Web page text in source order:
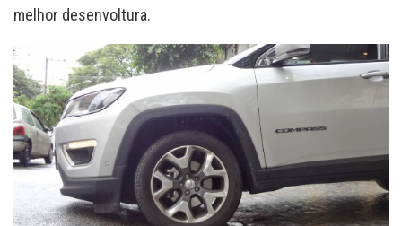
melhor desenvoltura.